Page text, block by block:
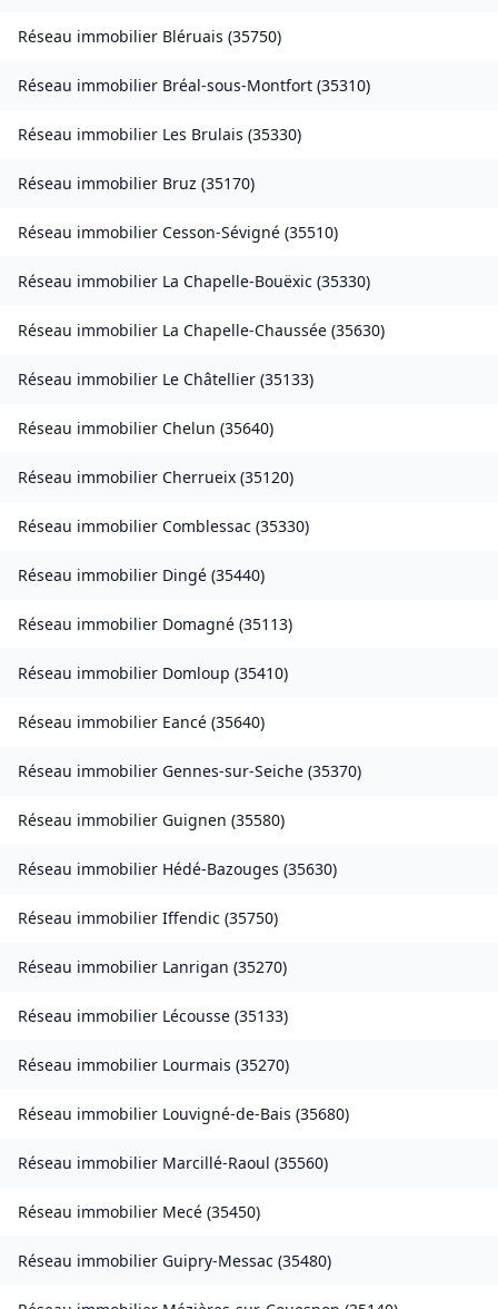
Réseau immobilier Bléruais (35750)
Réseau immobilier Bréal-sous-Montfort (35310)
Réseau immobilier Les Brulais (35330)
Réseau immobilier Bruz (35170)
Réseau immobilier Cesson-Sévigné (35510)
Réseau immobilier La Chapelle-Bouëxic (35330)
Réseau immobilier La Chapelle-Chaussée (35630)
Réseau immobilier Le Châtellier (35133)
Réseau immobilier Chelun (35640)
Réseau immobilier Cherrueix (35120)
Réseau immobilier Comblessac (35330)
Réseau immobilier Dingé (35440)
Réseau immobilier Domagné (35113)
Réseau immobilier Domloup (35410)
Réseau immobilier Eancé (35640)
Réseau immobilier Gennes-sur-Seiche (35370)
Réseau immobilier Guignen (35580)
Réseau immobilier Hédé-Bazouges (35630)
Réseau immobilier Iffendic (35750)
Réseau immobilier Lanrigan (35270)
Réseau immobilier Lécousse (35133)
Réseau immobilier Lourmais (35270)
Réseau immobilier Louvigné-de-Bais (35680)
Réseau immobilier Marcillé-Raoul (35560)
Réseau immobilier Mecé (35450)
Réseau immobilier Guipry-Messac (35480)